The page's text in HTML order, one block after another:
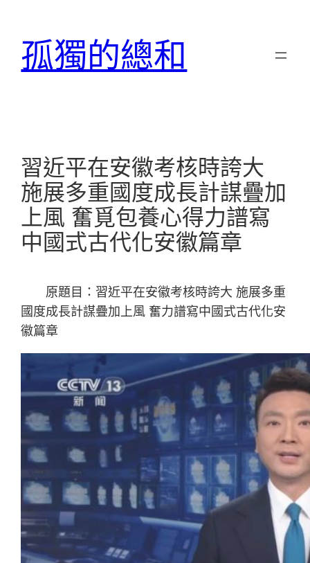
孤獨的總和
習近平在安徽考核時誇大
施展多重國度成長計謀疊加
上風 奮覓包養心得力譜寫
中國式古代化安徽篇章
原題目：習近平在安徽考核時誇大 施展多重
國度成長計謀疊加上風 奮力譜寫中國式古代化安
徽篇章